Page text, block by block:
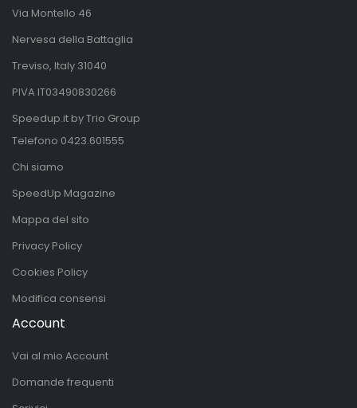
Via Montello 46
Nervesa della Battaglia
Treviso, Italy 31040
PIVA IT03490830266
Speedup.it by Trio Group
Telefono 0423.601555
Chi siamo
SpeedUp Magazine
Mappa del sito
Privacy Policy
Cookies Policy
Modifica consensi
Account
Vai al mio Account
Domande frequenti